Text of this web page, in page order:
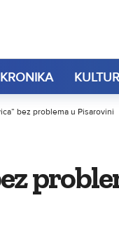
bez problema u Pisarovini